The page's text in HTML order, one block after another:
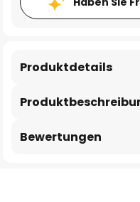
Produktdetails
Bewertungen